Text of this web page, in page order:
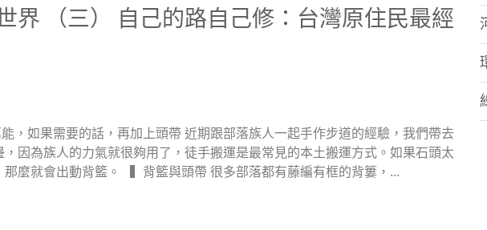
界 （三） 自己的路自己修：台灣原住民最經
，如果需要的話，再加上頭帶 近期跟部落族人一起手作步道的經驗，我們帶去
因為族人的力氣就很夠用了，徒手搬運是最常見的本土搬運方式。如果石頭太
那麼就會出動背籃。 ▍背籃與頭帶 很多部落都有藤編有框的背簍，...